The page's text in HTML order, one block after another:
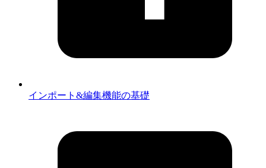
インポート&編集機能の基礎